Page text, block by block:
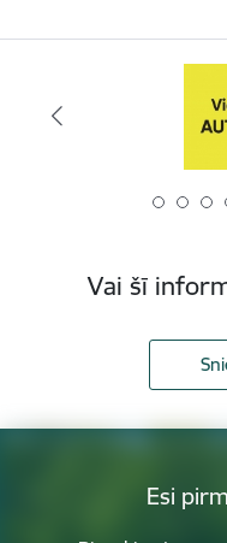
Vai šī
Esi